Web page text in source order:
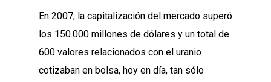
En 2007, la capitalización del mercado superó
los 150.000 millones de dólares y un total de
600 valores relacionados con el uranio
cotizaban en bolsa, hoy en día, tan sólo